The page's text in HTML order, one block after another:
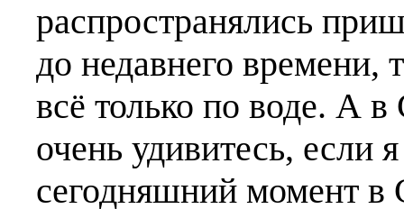
распространялись
до недавнего времени,
всё только по воде. А
очень удивитесь, если
сегодняшний момент